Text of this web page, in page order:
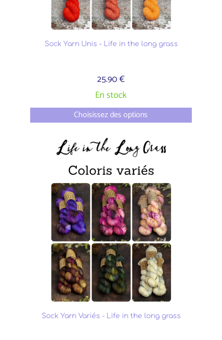
Sock Yarn Unis - Life in the long grass
25.90 €
En stock
Choisissez des options
Sock Yarn Variés - Life in the long grass